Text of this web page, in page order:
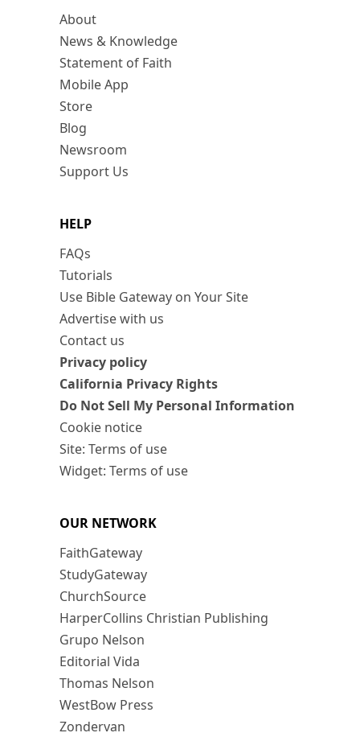
About
News & Knowledge
Statement of Faith
Mobile App
Store
Blog
Newsroom
Support Us
HELP
FAQs
Tutorials
Use Bible Gateway on Your Site
Advertise with us
Contact us
Privacy policy
California Privacy Rights
Do Not Sell My Personal Information
Cookie notice
Site: Terms of use
Widget: Terms of use
OUR NETWORK
FaithGateway
StudyGateway
ChurchSource
HarperCollins Christian Publishing
Grupo Nelson
Editorial Vida
Thomas Nelson
WestBow Press
Zondervan